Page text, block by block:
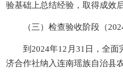
验基础上总结经验， 取得成效
（三）检查验收阶段（202
到2024年12月31日 ，全
济合作社纳入连南瑶族自治县